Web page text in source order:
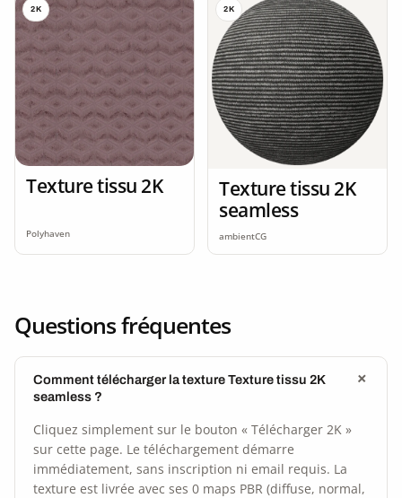
2K
Texture tissu 2K
Polyhaven
2K
Texture tissu 2K
seamless
ambientCG
Questions fréquentes
Comment télécharger la texture Texture tissu 2K
seamless ?
Cliquez simplement sur le bouton « Télécharger 2K »
sur cette page. Le téléchargement démarre
immédiatement, sans inscription ni email requis. La
texture est livrée avec ses 0 maps PBR (diffuse, normal,